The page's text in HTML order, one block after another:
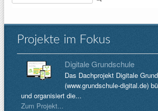
Projekte im Fokus
Digitale Grundschule
Das Dachprojekt Digitale
(www.grundschule-digital.de)
und organisiert die...
Zum Projekt...